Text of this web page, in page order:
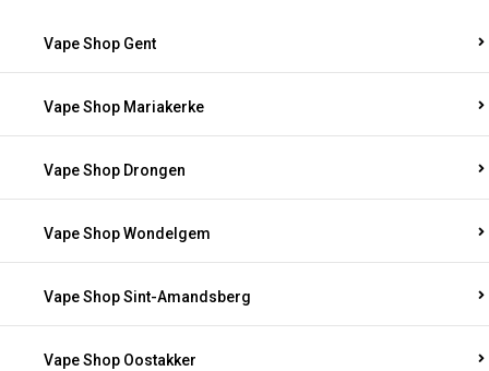
Vape Shop Gent
Vape Shop Mariakerke
Vape Shop Drongen
Vape Shop Wondelgem
Vape Shop Sint-Amandsberg
Vape Shop Oostakker